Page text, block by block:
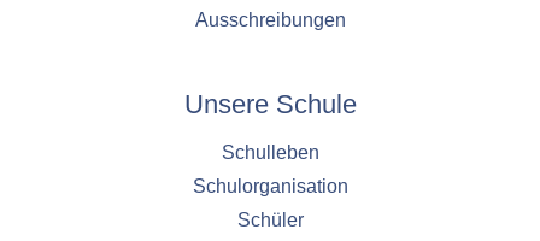
Ausschreibungen
Unsere Schule
Schulleben
Schulorganisation
Schüler